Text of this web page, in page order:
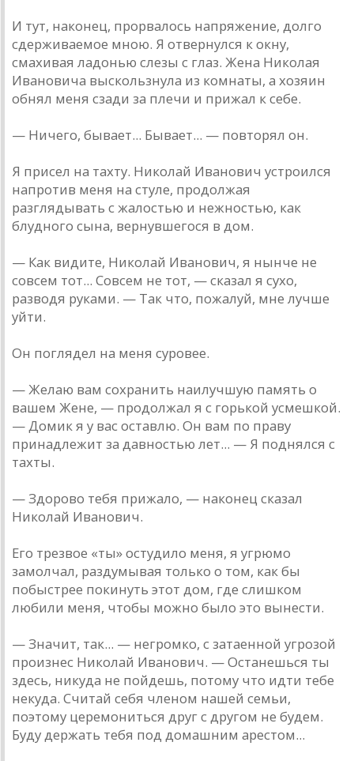
И тут, наконец, прорвалось напряжение, долго
сдерживаемое мною. Я отвернулся к окну,
смахивая ладонью слезы с глаз. Жена Николая
Ивановича выскользнула из комнаты, а хозяин
обнял меня сзади за плечи и прижал к себе.
— Ничего, бывает... Бывает... — повторял он.
Я присел на тахту. Николай Иванович устроился
напротив меня на стуле, продолжая
разглядывать с жалостью и нежностью, как
блудного сына, вернувшегося в дом.
— Как видите, Николай Иванович, я нынче не
совсем тот... Совсем не тот, — сказал я сухо,
разводя руками. — Так что, пожалуй, мне лучше
уйти.
Он поглядел на меня суровее.
— Желаю вам сохранить наилучшую память о
вашем Жене, — продолжал я с горькой усмешкой.
— Домик я у вас оставлю. Он вам по праву
принадлежит за давностью лет... — Я поднялся с
тахты.
— Здорово тебя прижало, — наконец сказал
Николай Иванович.
Его трезвое «ты» остудило меня, я угрюмо
замолчал, раздумывая только о том, как бы
побыстрее покинуть этот дом, где слишком
любили меня, чтобы можно было это вынести.
— Значит, так... — негромко, с затаенной угрозой
произнес Николай Иванович. — Останешься ты
здесь, никуда не пойдешь, потому что идти тебе
некуда. Считай себя членом нашей семьи,
поэтому церемониться друг с другом не будем.
Буду держать тебя под домашним арестом...